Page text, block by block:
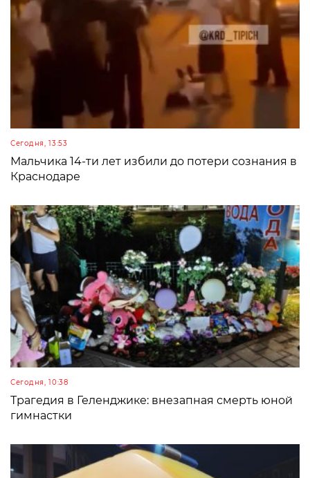
Сегодня, 13:53
Мальчика 14-ти лет избили до потери сознания в
Краснодаре
Сегодня, 10:38
Трагедия в Геленджике: внезапная смерть юной
гимнастки